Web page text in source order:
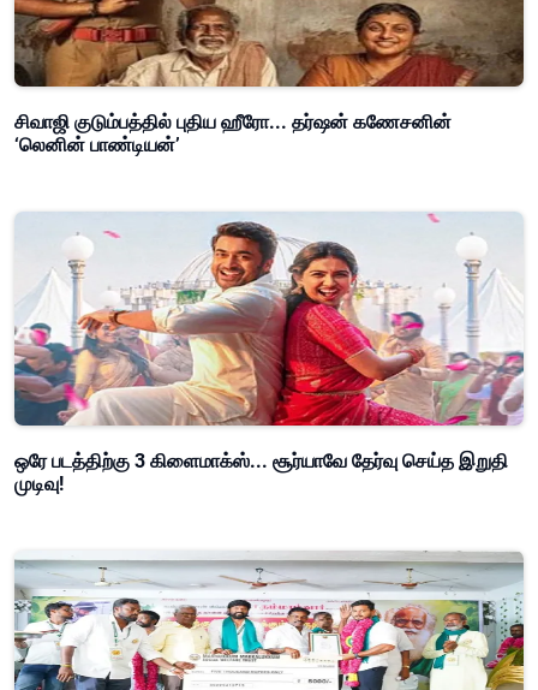
சிவாஜி குடும்பத்தில் புதிய ஹீரோ... தர்ஷன் கணேசனின்
‘லெனின் பாண்டியன்’
ஒரே படத்திற்கு 3 கிளைமாக்ஸ்... சூர்யாவே தேர்வு செய்த இறுதி
முடிவு!